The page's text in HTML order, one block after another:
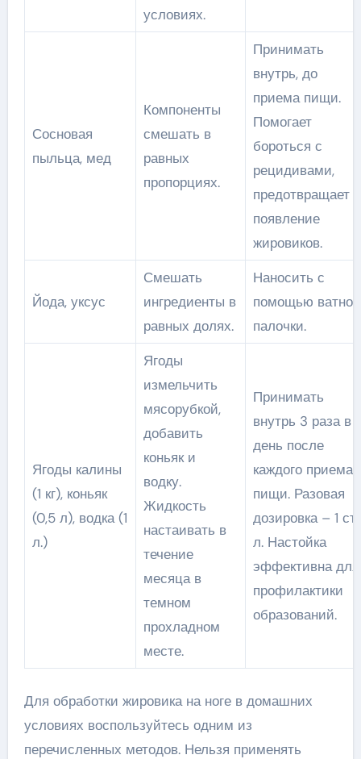
условиях.
Сосновая
пыльца, мед
Компоненты
смешать в
равных
пропорциях.
Принимать
внутрь, до
приема пищи.
Помогает
бороться с
рецидивами,
предотвращает
появление
жировиков.
Йода, уксус
Смешать
ингредиенты в
равных долях.
Наносить с
помощью ватной
палочки.
Ягоды калины
(1 кг), коньяк
(0,5 л), водка (1
л.)
Ягоды
измельчить
мясорубкой,
добавить
коньяк и
водку.
Жидкость
настаивать в
течение
месяца в
темном
прохладном
месте.
Принимать
внутрь 3 раза в
день после
каждого приема
пищи. Разовая
дозировка – 1 ст.
л. Настойка
эффективна для
профилактики
образований.
Для обработки жировика на ноге в домашних
условиях воспользуйтесь одним из
перечисленных методов. Нельзя применять